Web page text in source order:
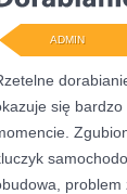
ADMIN
się
problem